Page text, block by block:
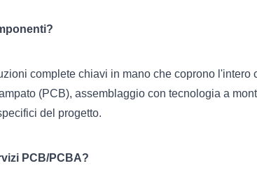
complete chiavi in mano che coprono
(PCB), assemblaggio con tecnologia a
del progetto.
PCB/PCBA?